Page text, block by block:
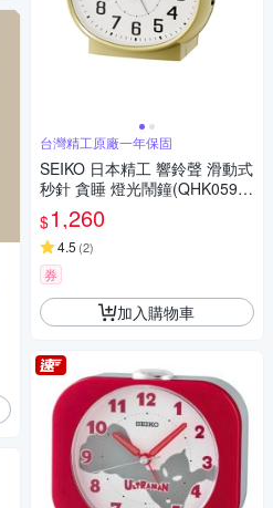
台灣精工原廠一年保固
SEIKO 日本精工 響鈴聲 滑動式
秒針 貪睡 燈光鬧鐘(QHK059
G)金/13X11.2cm
$1,260
4.5 (2)
券
加入購物車